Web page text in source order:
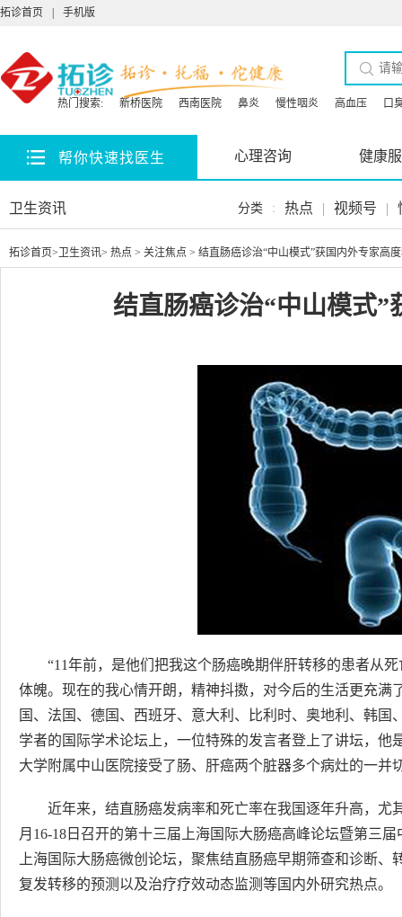
拓诊首页 手机版
热门搜索: 新桥医院 西南医院 鼻炎 慢性咽炎 高血压 口
帮你快速找医生 心理咨询 健康
卫生资讯 分类 : 热点 | 视频号 |
拓诊首页> 卫生资讯> 热点 > 关注焦点 > 结直肠癌诊治“中山模式”获国内外专家高
结直肠癌诊治“中山模式”
“11年前，是他们把我这个肠癌晚期伴肝转移的患者从
体魄。现在的我心情开朗，精神抖擞，对今后的生活更充满
国、法国、德国、西班牙、意大利、比利时、奥地利、韩
学者的国际学术论坛上，一位特殊的发言者登上了讲坛，他
大学附属中山医院接受了肠、肝癌两个脏器多个病灶的一并
近年来，结直肠癌发病率和死亡率在我国逐年升高，
月16-18日召开的第十三届上海国际大肠癌高峰论坛暨第三
上海国际大肠癌微创论坛，聚焦结直肠癌早期筛查和诊断
复发转移的预测以及治疗疗效动态监测等国内外研究热点。